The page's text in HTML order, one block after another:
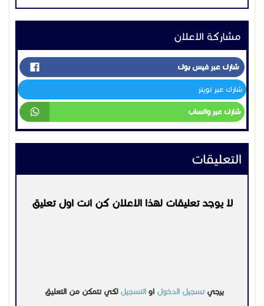
مشاركة الاعلان
شارك عبر فيس بوك
شارك عبر تويتر
شارك عبر واتساب
التعليقات
لا يوجد تعليقات لهذا الاعلان كن انت اول تعليق
يرجيتسجيل الدخول او التسجيل لكي تتمكن من التعليق